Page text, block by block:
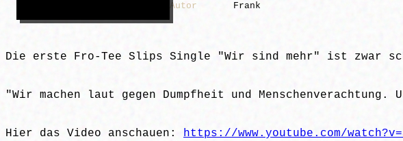
Autor
Frank
Die erste Fro-Tee Slips Single "Wir sind mehr" ist zwar
"Wir machen laut gegen Dumpfheit und
Hier das Video anschauen: https://www.youtube.com/